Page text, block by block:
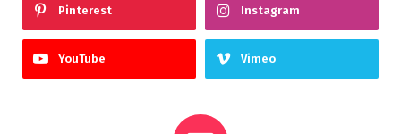
Pinterest Instagram
YouTube Vimeo